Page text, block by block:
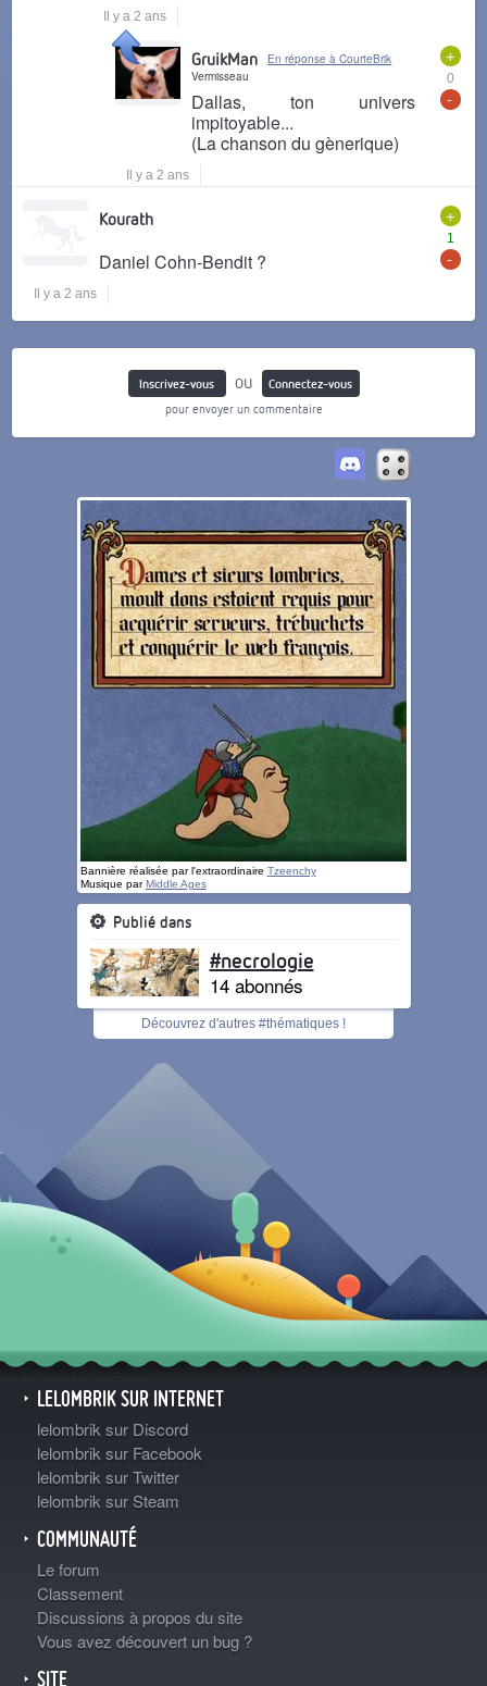
Il y a 2 ans
+
0
-
GruikMan
En réponse à CourteBrik
Vermisseau
Dallas, ton univers
impitoyable...
(La chanson du gènerique)
Il y a 2 ans
+
1
-
Kourath
Daniel Cohn-Bendit ?
Il y a 2 ans
Inscrivez-vous ou
Connectez-vous
pour envoyer un commentaire
Bannière réalisée par l'extraordinaire Tzeenchy
Musique parMiddle Ages
Publié dans
#necrologie
14 abonnés
Découvrez d'autres #thématiques !
LELOMBRIK SUR INTERNET
lelombrik sur Discord
lelombrik sur Facebook
lelombrik sur Twitter
lelombrik sur Steam
COMMUNAUTÉ
Le forum
Classement
Discussions à propos du site
Vous avez découvert un bug ?
SITE